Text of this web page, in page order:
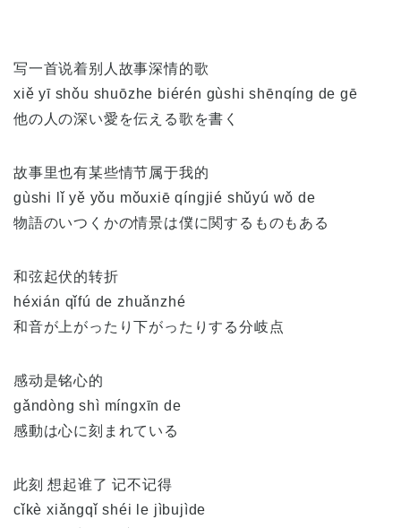
写一首说着别人故事深情的歌
xiě yī shǒu shuōzhe biérén gùshi shēnqíng de gē
他の人の深い愛を伝える歌を書く
故事里也有某些情节属于我的
gùshi lǐ yě yǒu mǒuxiē qíngjié shǔyú wǒ de
物語のいつくかの情景は僕に関するものもある
和弦起伏的转折
héxián qǐfú de zhuǎnzhé
和音が上がったり下がったりする分岐点
感动是铭心的
gǎndòng shì míngxīn de
感動は心に刻まれている
此刻 想起谁了 记不记得
cǐkè xiǎngqǐ shéi le jìbujìde